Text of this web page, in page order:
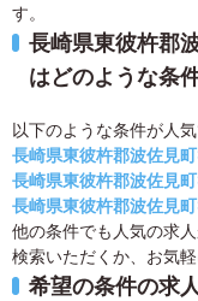
す。
長崎県東彼杵郡
はどのような条
以下のような条件が人気
長崎県東彼杵郡波佐見
長崎県東彼杵郡波佐見
長崎県東彼杵郡波佐見
他の条件でも人気の求
検索いただくか、お気
希望の条件の求